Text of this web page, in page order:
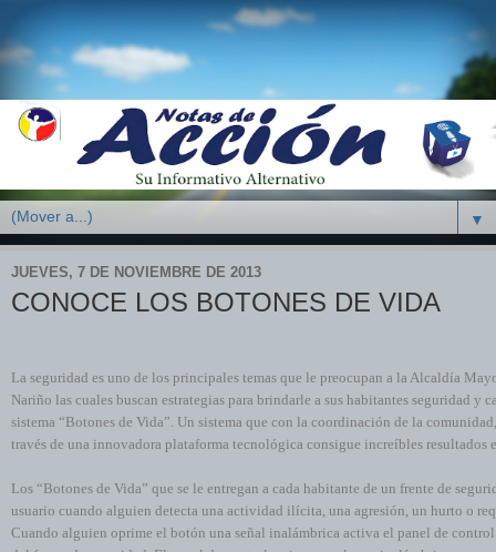
▼
JUEVES, 7 DE NOVIEMBRE DE 2013
CONOCE LOS BOTONES DE VIDA
La seguridad es uno de los principales temas que le preocupan a la Alcaldía
Nariño las cuales buscan estrategias para brindarle a sus habitantes seguridad y
sistema “Botones de Vida”. Un sistema que con la coordinación de la
través de una innovadora plataforma tecnológica consigue increíbles resultados
Los “Botones de Vida” que se le entregan a cada habitante de un frente de
usuario cuando alguien detecta una actividad ilícita, una agresión, un hurto o
Cuando alguien oprime el botón una señal inalámbrica activa el panel de control